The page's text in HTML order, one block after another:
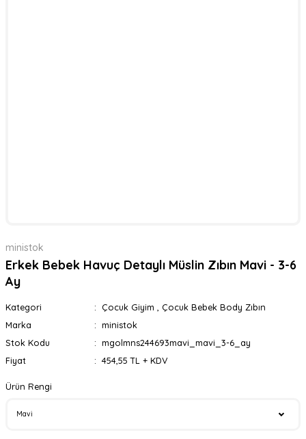
ministok
Erkek Bebek Havuç Detaylı Müslin Zıbın Mavi - 3-6
Ay
Kategori Çocuk Giyim
Çocuk Bebek Body Zıbın
Marka
ministok
Stok Kodu
mgolmns244693mavi_mavi_3-6_ay
Fiyat
454,55 TL + KDV
Ürün Rengi